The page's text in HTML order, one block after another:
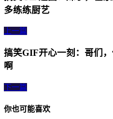
多练练厨艺
上一篇
搞笑GIF开心一刻：哥们
啊
下一篇
你也可能喜欢